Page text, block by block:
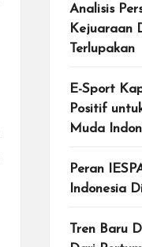
Analisis
Kejuaraan
Terlupakan
E-Sport
Positif
Muda
Peran
Indonesia
Tren Baru